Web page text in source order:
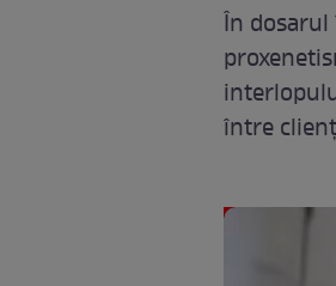
În dosarul
între